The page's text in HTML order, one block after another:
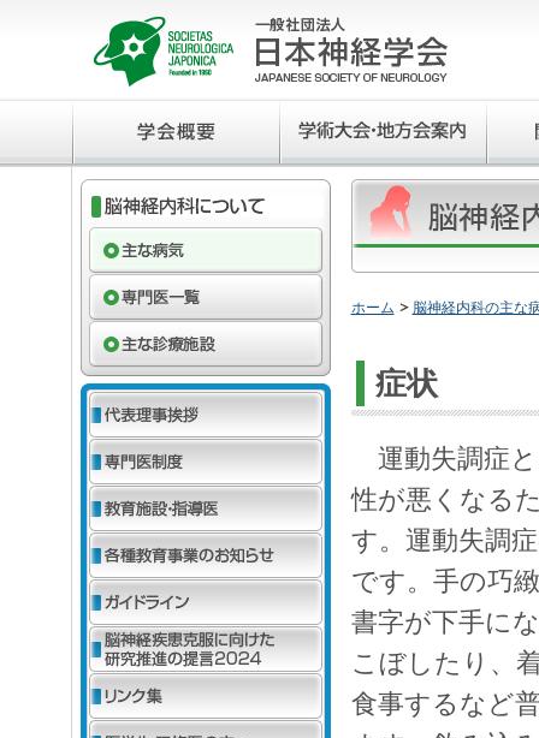
ホーム 脳神経内科の主な
症状
運動失調症と
性が悪くなる
す。運動失調
です。手の巧
書字が下手に
こぼしたり、
食事するなど